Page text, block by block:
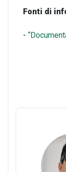
Fonti di
-